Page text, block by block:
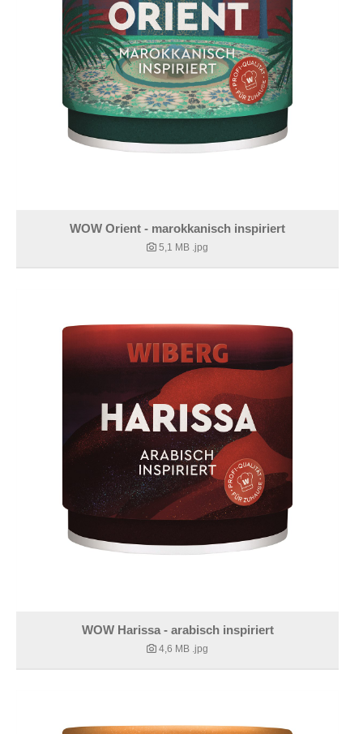
WOW Orient - marokkanisch inspiriert
5,1 MB .jpg
WOW Harissa - arabisch inspiriert
4,6 MB .jpg